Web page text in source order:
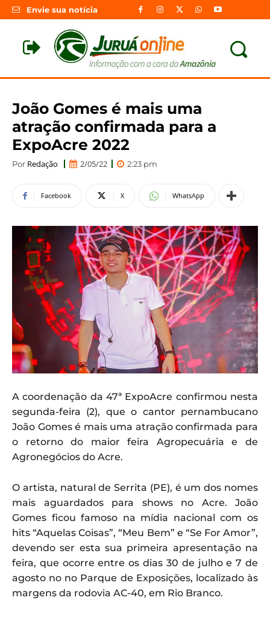
Envie sua notícia
João Gomes é mais uma
atração confirmada para a
ExpoAcre 2022
Por Redação 2/05/22 2:23 pm
Facebook X WhatsApp
A coordenação da 47ª ExpoAcre confirmou nesta
segunda-feira (2), que o cantor pernambucano
João Gomes é mais uma atração confirmada para
o retorno do maior feira Agropecuária e de
Agronegócios do Acre.
O artista, natural de Serrita (PE), é um dos nomes
mais aguardados para shows no Acre. João
Gomes ficou famoso na mídia nacional com os
hits “Aquelas Coisas”, “Meu Bem” e “Se For Amor”,
devendo ser esta sua primeira apresentação na
feira, que ocorre entre os dias 30 de julho e 7 de
agosto no no Parque de Exposições, localizado às
margens da rodovia AC-40, em Rio Branco.